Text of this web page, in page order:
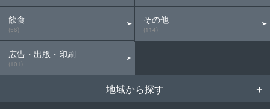
飲食
(56)
広告・出版・印刷
(101)
その他
(114)
地域から探す